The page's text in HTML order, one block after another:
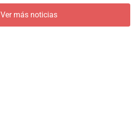
Ver más noticias